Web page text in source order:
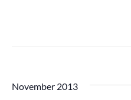
November 2013